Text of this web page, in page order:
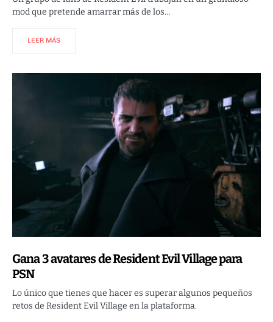
mod que pretende amarrar más de los…
LEER MÁS
Gana 3 avatares de Resident Evil Village para
PSN
Lo único que tienes que hacer es superar algunos pequeños
retos de Resident Evil Village en la plataforma.